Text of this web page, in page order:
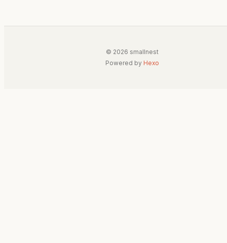
© 2026 smallnest
Powered by Hexo